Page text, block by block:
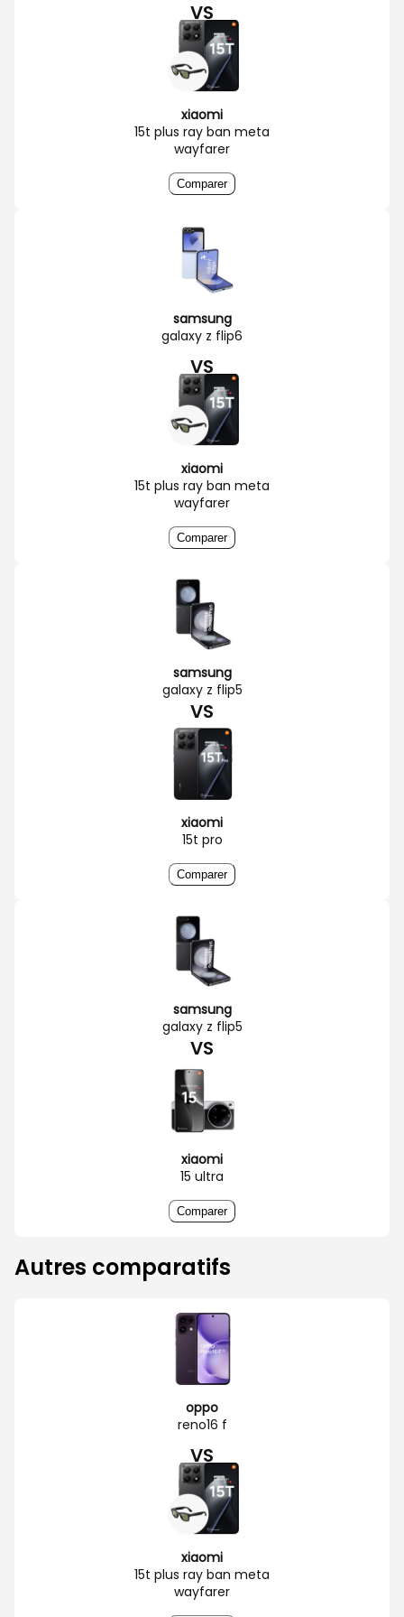
VS
xiaomi
15t plus ray ban meta
wayfarer
Comparer
samsung
galaxy z flip6
VS
xiaomi
15t plus ray ban meta
wayfarer
Comparer
samsung
galaxy z flip5
VS
xiaomi
15t pro
Comparer
samsung
galaxy z flip5
VS
xiaomi
15 ultra
Comparer
Autres comparatifs
oppo
reno16 f
VS
xiaomi
15t plus ray ban meta
wayfarer